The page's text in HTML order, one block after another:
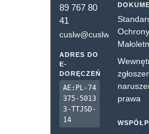
89 767 80
41
cuslw@cuslw.pl
ADRES DO
E-
DORĘCZEŃ
AE:PL-74
375-5013
3-TTJSD-
14
Ochrony
prawa